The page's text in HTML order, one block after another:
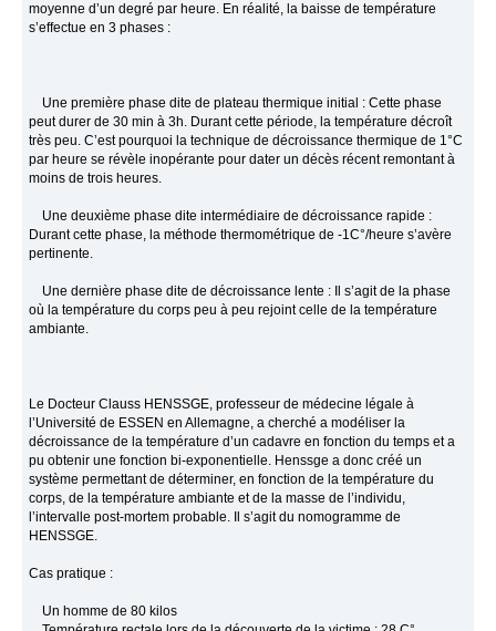
moyenne d’un degré par heure. En réalité, la baisse de température
s’effectue en 3 phases :
Une première phase dite de plateau thermique initial : Cette phase
peut durer de 30 min à 3h. Durant cette période, la température décroît
très peu. C’est pourquoi la technique de décroissance thermique de 1°C
par heure se révèle inopérante pour dater un décès récent remontant à
moins de trois heures.
Une deuxième phase dite intermédiaire de décroissance rapide :
Durant cette phase, la méthode thermométrique de -1C°/heure s’avère
pertinente.
Une dernière phase dite de décroissance lente : Il s’agit de la phase
où la température du corps peu à peu rejoint celle de la température
ambiante.
Le Docteur Clauss HENSSGE, professeur de médecine légale à
l’Université de ESSEN en Allemagne, a cherché a modéliser la
décroissance de la température d’un cadavre en fonction du temps et a
pu obtenir une fonction bi-exponentielle. Henssge a donc créé un
système permettant de déterminer, en fonction de la température du
corps, de la température ambiante et de la masse de l’individu,
l’intervalle post-mortem probable. Il s’agit du nomogramme de
HENSSGE.
Cas pratique :
Un homme de 80 kilos